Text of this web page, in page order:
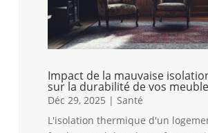
Impact de la mauvaise
sur la durabilité de vos
Déc 29, 2025 | Santé
L'isolation thermique d'un